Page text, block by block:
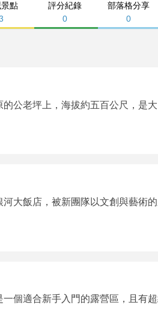
點
評分紀錄
0
部落格分享
0
公老坪上，海拔約五百公尺，是
大飯店，被新團隊以文創與藝術
個適合新手入門的露營區，且有